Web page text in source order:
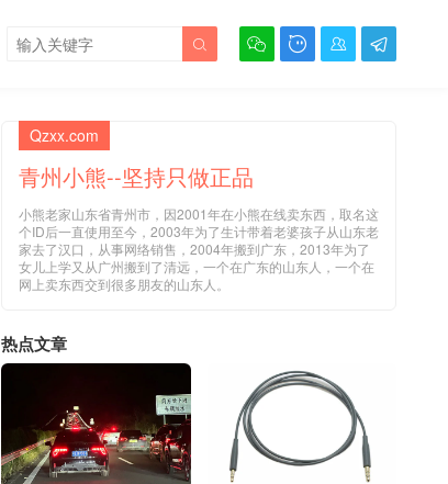
   

Qzxx.com
青州小熊--坚持只做正品
小熊老家山东省青州市，因2001年在小熊在线卖东西，取名这
个ID后一直使用至今，2003年为了生计带着老婆孩子从山东老
家去了汉口，从事网络销售，2004年搬到广东，2013年为了
女儿上学又从广州搬到了清远，一个在广东的山东人，一个在
网上卖东西交到很多朋友的山东人。
热点文章